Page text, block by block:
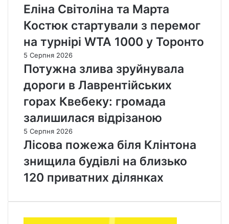
Еліна Світоліна та Марта
Костюк стартували з перемог
на турнірі WTA 1000 у Торонто
5 Серпня 2026
Потужна злива зруйнувала
дороги в Лаврентійських
горах Квебеку: громада
залишилася відрізаною
5 Серпня 2026
Лісова пожежа біля Клінтона
знищила будівлі на близько
120 приватних ділянках